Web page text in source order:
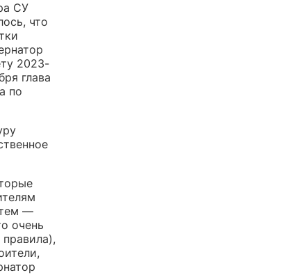
СУ
что
2023-
глава
по
—
очень